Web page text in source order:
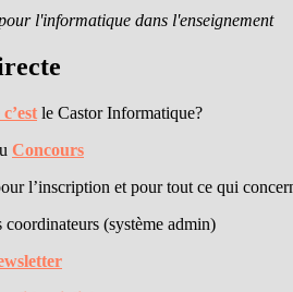
l'informatique dans l'enseignement
le Castor Informatique?
Concours
l’inscription et pour tout ce qui
coordinateurs (système admin)